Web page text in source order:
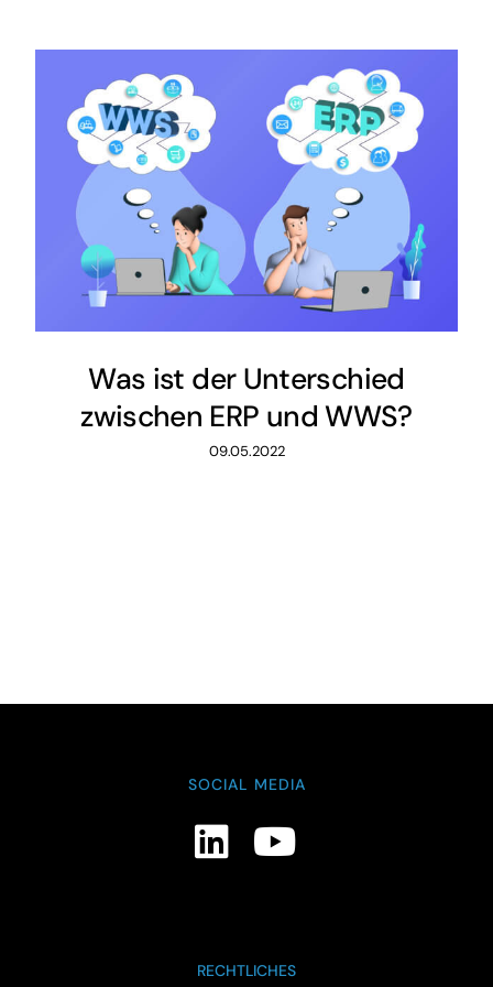
Was ist der Unterschied
zwischen ERP und WWS?
09.05.2022
SOCIAL MEDIA
RECHTLICHES